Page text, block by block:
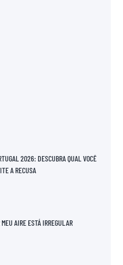
2026: DESCUBRA QUAL VOCÊ
A RECUSA
MEU AIRE ESTÁ IRREGULAR